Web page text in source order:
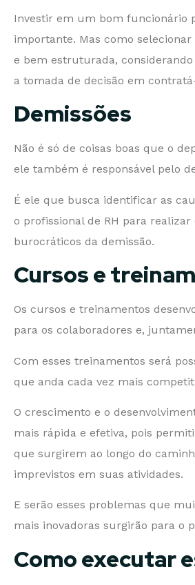
Investir em um bom funcionário
importante. Mas como
e bem estruturada,
a tomada de decisão em
Demissões
Não é só de coisas boas que o
ele também é responsável pelo
É ele que busca identificar as
o profissional de RH para
burocráticos da demissão.
Cursos e
Os cursos e treinamentos
para os colaboradores e,
Com esses treinamentos será
que anda cada vez mais
O crescimento e o
mais rápida e efetiva, pois
que surgirem ao longo do
imprevistos em suas atividades.
E serão esses problemas que
mais inovadoras surgirão para o
Como executar